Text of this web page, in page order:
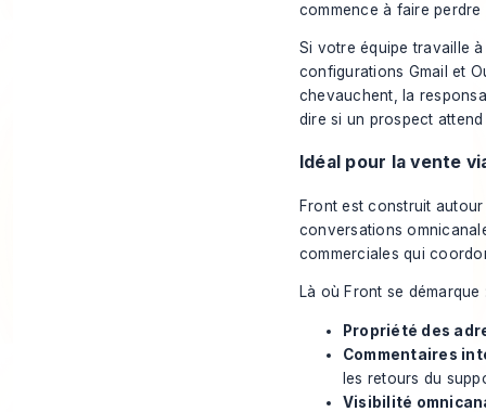
commence à faire perdre
Si votre équipe travaille à
configurations Gmail et
chevauchent, la
dire si un prospect attend
Idéal pour la vente
Front est construit
conversations
commerciales qui
Là où Front se démarque
Propriété des
Commentaires
les retours du
Visibilité